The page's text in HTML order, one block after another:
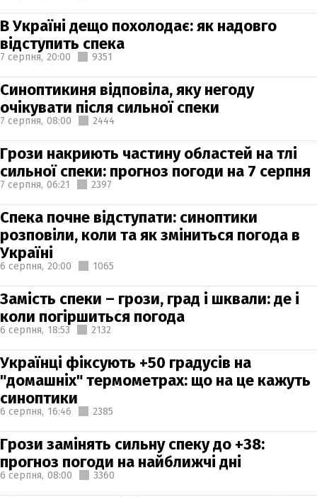
В Україні дещо похолодає: як надовго
відступить спека
7 серпня, 20:00 9351
Синоптикиня відповіла, яку негоду
очікувати після сильної спеки
7 серпня, 08:00 2444
Грози накриють частину областей на тлі
сильної спеки: прогноз погоди на 7 серпня
7 серпня, 06:21 2397
Спека почне відступати: синоптики
розповіли, коли та як зміниться погода в
Україні
6 серпня, 20:00 1065
Замість спеки – грози, град і шквали: де і
коли погіршиться погода
6 серпня, 18:53 2132
Українці фіксують +50 градусів на
"домашніх" термометрах: що на це кажуть
синоптики
6 серпня, 16:46 2385
Грози замінять сильну спеку до +38:
прогноз погоди на найближчі дні
6 серпня, 08:00 3360